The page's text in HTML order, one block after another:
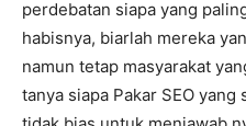
perdebatan siapa yang
habisnya, biarlah mereka
namun tetap masyarakat
tanya siapa Pakar SEO